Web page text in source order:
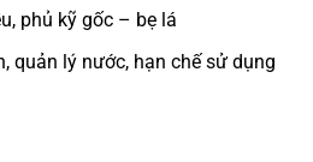
phủ kỹ gốc – bẹ lá
quản lý nước, hạn chế sử dụng